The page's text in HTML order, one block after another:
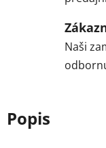
Naši
Popis